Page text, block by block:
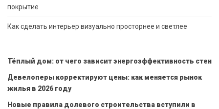
покрытие
Как сделать интерьер визуально просторнее и светлее
Тёплый дом: от чего зависит энергоэффективность стен
Девелоперы корректируют цены: как меняется рынок
жилья в 2026 году
Новые правила долевого строительства вступили в